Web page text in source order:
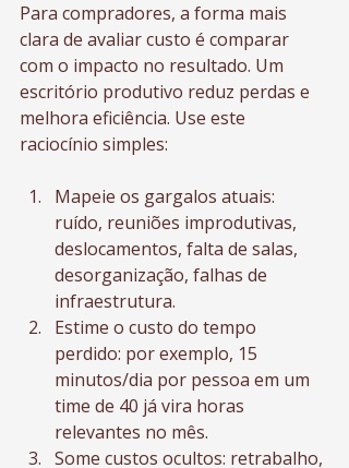
Para compradores, a forma mais
clara de avaliar custo é comparar
com o impacto no resultado. Um
escritório produtivo reduz perdas e
melhora eficiência. Use este
raciocínio simples:
Mapeie os gargalos atuais:
ruído, reuniões improdutivas,
deslocamentos, falta de salas,
desorganização, falhas de
infraestrutura.
Estime o custo do tempo
perdido: por exemplo, 15
minutos/dia por pessoa em um
time de 40 já vira horas
relevantes no mês.
Some custos ocultos: retrabalho,